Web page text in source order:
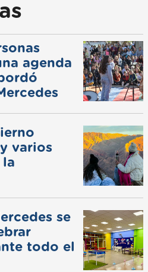
agenda
varios
la
se
todo el